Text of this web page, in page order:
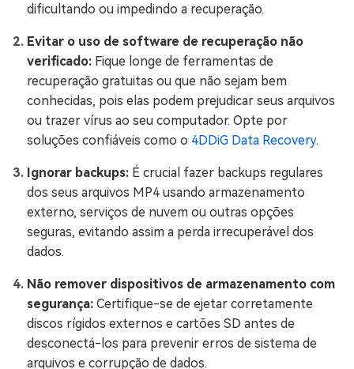
dificultando ou impedindo a recuperação.
Evitar o uso de software de recuperação não
verificado: Fique longe de ferramentas de
recuperação gratuitas ou que não sejam bem
conhecidas, pois elas podem prejudicar seus arquivos
ou trazer vírus ao seu computador. Opte por
soluções confiáveis como o 4DDiG Data Recovery.
Ignorar backups: É crucial fazer backups regulares
dos seus arquivos MP4 usando armazenamento
externo, serviços de nuvem ou outras opções
seguras, evitando assim a perda irrecuperável dos
dados.
Não remover dispositivos de armazenamento com
segurança: Certifique-se de ejetar corretamente
discos rígidos externos e cartões SD antes de
desconectá-los para prevenir erros de sistema de
arquivos e corrupção de dados.